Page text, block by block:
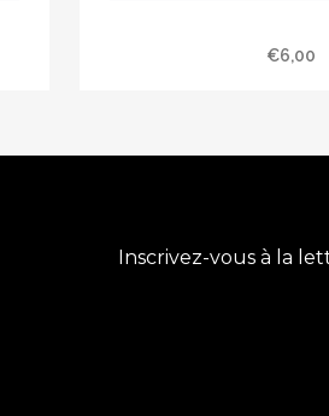
€6,00
Inscrivez-vous à la